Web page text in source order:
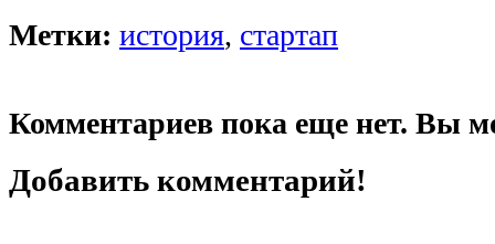
Метки: история, стартап
Комментариев пока еще нет. Вы
Добавить комментарий!